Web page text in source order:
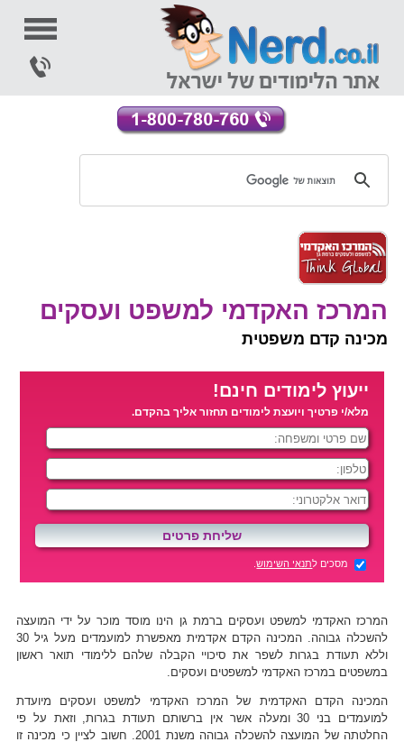
המרכז האקדמי למשפט ועסקים
מכינה קדם משפטית
ייעוץ לימודים חינם!
מלא/י פרטיך ויועצת לימודים תחזור אליך בהקדם.
מסכים לתנאי השימוש.
המרכז האקדמי למשפט ועסקים ברמת גן הינו מוסד מוכר על ידי המועצה
להשכלה גבוהה. המכינה הקדם אקדמית מאפשרת למועמדים מעל גיל 30
וללא תעודת בגרות לשפר את סיכויי הקבלה שלהם ללימודי תואר ראשון
במשפטים במרכז האקדמי למשפטים ועסקים.
המכינה הקדם האקדמית של המרכז האקדמי למשפט ועסקים מיועדת
למועמדים בני 30 ומעלה אשר אין ברשותם תעודת בגרות, וזאת על פי
החלטתה של המועצה להשכלה גבוהה משנת 2001. חשוב לציין כי מכינה זו